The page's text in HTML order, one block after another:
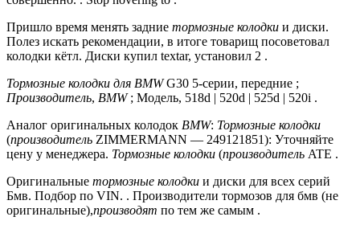
Пришло время менять задние тормозные колодки и диски.
Полез искать рекомендации, в итоге товарищ посоветовал
колодки кётл. Диски купил textar, установил 2 .
Тормозные колодки для BMWG30 5-серии, передние ;
Производитель, BMW; Модель, 518d | 520d | 525d | 520i .
Аналог оригинальных колодок BMW: Тормозные колодки
(производитель ZIMMERMANN — 249121851): Уточняйте
цену у менеджера. Тормозные колодки (производитель ATE .
Оригинальные тормозные колодки и диски для всех серий
Бмв. Подбор по VIN. . Производители тормозов для бмв (не
оригинальные),производят по тем же самым .